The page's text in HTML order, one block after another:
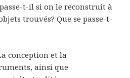
t-il si on le reconstruit à
trouvés? Que se passe-t-
conception et la
ainsi que